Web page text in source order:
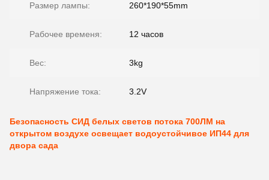
Размер лампы: 260*190*55mm
Рабочее временя: 12 часов
Вес: 3kg
Напряжение тока: 3.2V
Безопасность СИД белых светов потока 700ЛМ на
открытом воздухе освещает водоустойчивое ИП44 для
двора сада